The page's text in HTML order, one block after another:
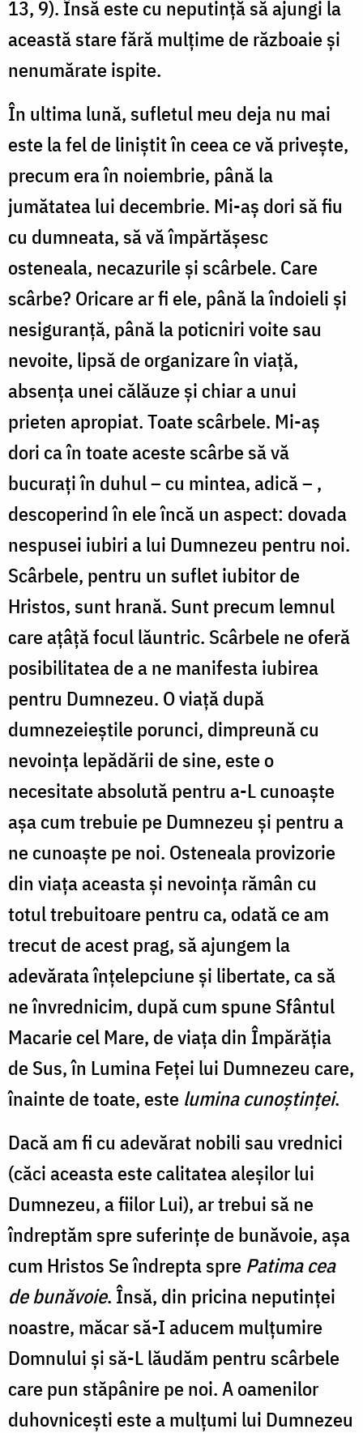
13, 9). Însă este cu neputinţă să ajungi la
această stare fără mulţime de războaie şi
nenumărate ispite.
În ultima lună, sufletul meu deja nu mai
este la fel de liniştit în ceea ce vă priveşte,
precum era în noiembrie, până la
jumătatea lui decembrie. Mi-aş dori să fiu
cu dumneata, să vă împărtăşesc
osteneala, necazurile şi scârbele. Care
scârbe? Oricare ar fi ele, până la îndoieli şi
nesiguranţă, până la poticniri voite sau
nevoite, lipsă de organizare în viaţă,
absenţa unei călăuze şi chiar a unui
prieten apropiat. Toate scârbele. Mi-aş
dori ca în toate aceste scârbe să vă
bucuraţi în duhul – cu mintea, adică – ,
descoperind în ele încă un aspect: dovada
nespusei iubiri a lui Dumnezeu pentru noi.
Scârbele, pentru un suflet iubitor de
Hristos, sunt hrană. Sunt precum lemnul
care aţâţă focul lăuntric. Scârbele ne oferă
posibilitatea de a ne manifesta iubirea
pentru Dumnezeu. O viaţă după
dumnezeieştile porunci, dimpreună cu
nevoinţa lepădării de sine, este o
necesitate absolută pentru a-L cunoaşte
aşa cum trebuie pe Dumnezeu şi pentru a
ne cunoaște pe noi. Osteneala provizorie
din viaţa aceasta şi nevoinţa rămân cu
totul trebuitoare pentru ca, odată ce am
trecut de acest prag, să ajungem la
adevărata înţelepciune şi libertate, ca să
ne învrednicim, după cum spune Sfântul
Macarie cel Mare, de viaţa din Împărăţia
de Sus, în Lumina Feţei lui Dumnezeu care,
înainte de toate, este lumina cunoştinţei.
Dacă am fi cu adevărat nobili sau vrednici
(căci aceasta este calitatea aleşilor lui
Dumnezeu, a fiilor Lui), ar trebui să ne
îndreptăm spre suferinţe de bunăvoie, aşa
cum Hristos Se îndrepta spre Patima cea
de bunăvoie. Însă, din pricina neputinţei
noastre, măcar să-I aducem mulţumire
Domnului şi să-L lăudăm pentru scârbele
care pun stăpânire pe noi. A oamenilor
duhovniceşti este a mulţumi lui Dumnezeu